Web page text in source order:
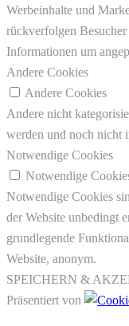
Werbeinhalte und
rückverfolgen Besucher
Informationen um
Andere Cookies
Andere Cookies
Andere nicht
werden und noch nicht
Notwendige Cookies
Notwendige
Notwendige Cookies
der Website unbedingt
grundlegende
Website, anonym.
SPEICHERN &
Präsentiert von